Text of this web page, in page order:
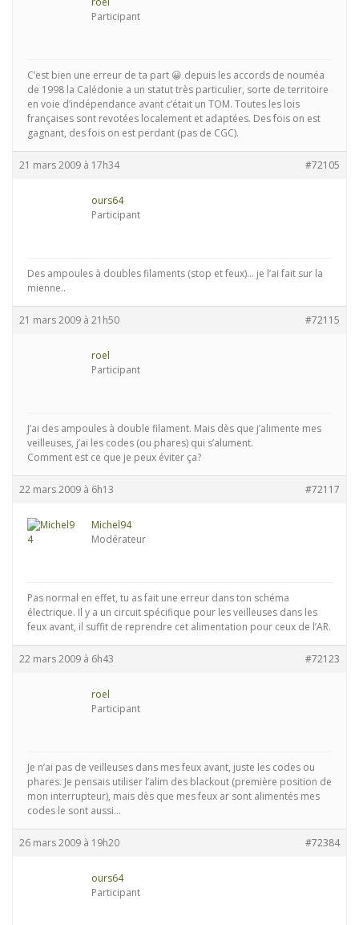
Participant
C’est bien une erreur de ta part 😀 depuis les accords de nouméa
de 1998 la Calédonie a un statut très particulier, sorte de territoire
en voie d’indépendance avant c’était un TOM. Toutes les lois
françaises sont revotées localement et adaptées. Des fois on est
gagnant, des fois on est perdant (pas de CGC).
21 mars 2009 à 17h34 #72105
ours64
Participant
Des ampoules à doubles filaments (stop et feux)… je l’ai fait sur la
mienne..
21 mars 2009 à 21h50 #72115
roel
Participant
J’ai des ampoules à double filament. Mais dès que j’alimente mes
veilleuses, j’ai les codes (ou phares) qui s’alument.
Comment est ce que je peux éviter ça?
22 mars 2009 à 6h13 #72117
Michel94
Modérateur
Pas normal en effet, tu as fait une erreur dans ton schéma
électrique. Il y a un circuit spécifique pour les veilleuses dans les
feux avant, il suffit de reprendre cet alimentation pour ceux de l’AR.
22 mars 2009 à 6h43 #72123
roel
Participant
Je n’ai pas de veilleuses dans mes feux avant, juste les codes ou
phares. Je pensais utiliser l’alim des blackout (première position de
mon interrupteur), mais dès que mes feux ar sont alimentés mes
codes le sont aussi…
26 mars 2009 à 19h20 #72384
ours64
Participant